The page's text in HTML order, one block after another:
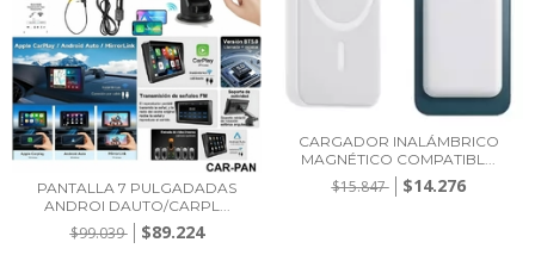
PANTALLA 7 PULGADADAS
ANDROI DAUTO/CARPL...
$99.039 $89.224
CARGADOR INALÁMBRICO
MAGNÉTICO COMPATIBL...
$15.847 $14.276